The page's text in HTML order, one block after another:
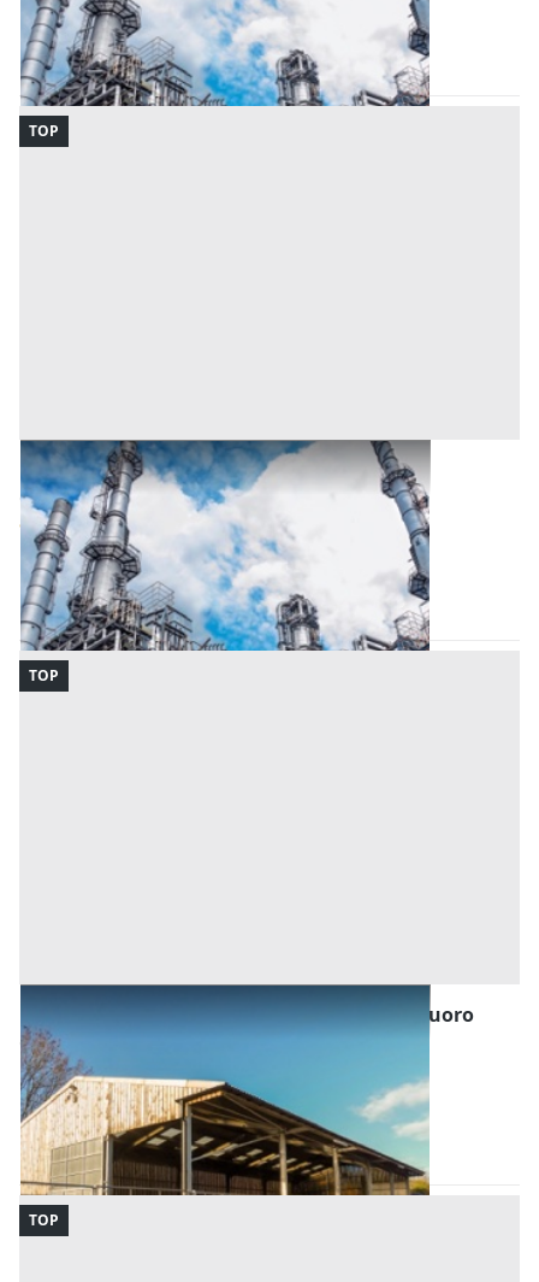
Tortolì (Nuoro)
Codice asta:74773f11
Asta chiusa
TOP
Opificio Industriale all'asta a Nuoro
Tortolì (Nuoro)
Offerta minima
888.913 €
Codice asta:c22ee3f1
Asta chiusa
TOP
Fabbricati per Attività Agricole all'asta a Nuoro
Tortolì (Nuoro)
Offerta minima
1.388.926 €
Codice asta:AA1235693656
Asta chiusa
TOP